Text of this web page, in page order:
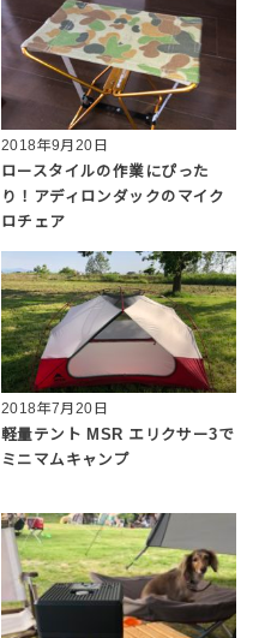
2018年9月20日
ロースタイルの作業にぴった
り！アディロンダックのマイク
ロチェア
2018年7月20日
軽量テント MSR エリクサー3で
ミニマムキャンプ